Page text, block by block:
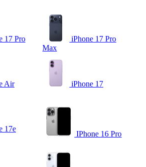
17 Pro
iPhone 17 Pro
Max
Air iPhone 17
17e
IPhone 16 Pro